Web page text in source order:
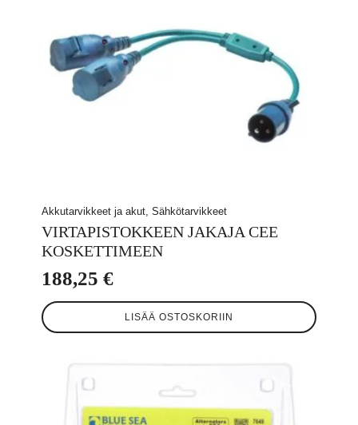
Akkutarvikkeet ja akut, Sähkötarvikkeet
VIRTAPISTOKKEEN JAKAJA CEE
KOSKETTIMEEN
188,25 €
LISÄÄ OSTOSKORIIN